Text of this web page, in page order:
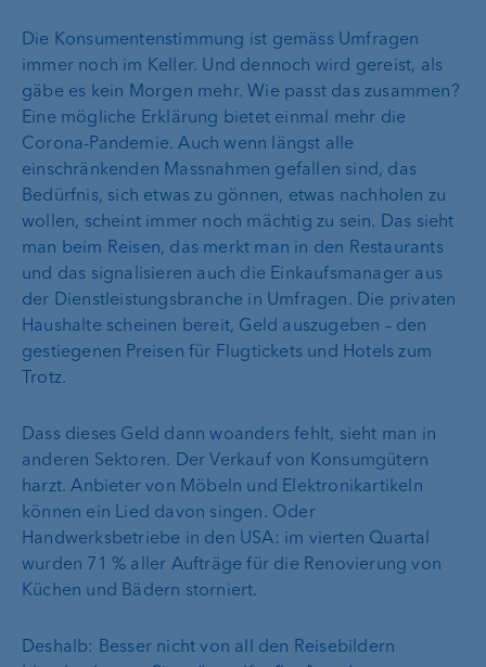
Die Konsumentenstimmung ist gemäss Umfragen
immer noch im Keller. Und dennoch wird gereist, als
gäbe es kein Morgen mehr. Wie passt das zusammen?
Eine mögliche Erklärung bietet einmal mehr die
Corona-Pandemie. Auch wenn längst alle
einschränkenden Massnahmen gefallen sind, das
Bedürfnis, sich etwas zu gönnen, etwas nachholen zu
wollen, scheint immer noch mächtig zu sein. Das sieht
man beim Reisen, das merkt man in den Restaurants
und das signalisieren auch die Einkaufsmanager aus
der Dienstleistungsbranche in Umfragen. Die privaten
Haushalte scheinen bereit, Geld auszugeben – den
gestiegenen Preisen für Flugtickets und Hotels zum
Trotz.
Dass dieses Geld dann woanders fehlt, sieht man in
anderen Sektoren. Der Verkauf von Konsumgütern
harzt. Anbieter von Möbeln und Elektronikartikeln
können ein Lied davon singen. Oder
Handwerksbetriebe in den USA: im vierten Quartal
wurden 71 % aller Aufträge für die Renovierung von
Küchen und Bädern storniert.
Deshalb: Besser nicht von all den Reisebildern